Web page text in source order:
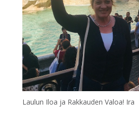
Laulun Iloa ja Rakkauden Valoa! Ira